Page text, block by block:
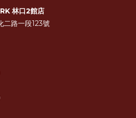
林口2館店
二路一段123號